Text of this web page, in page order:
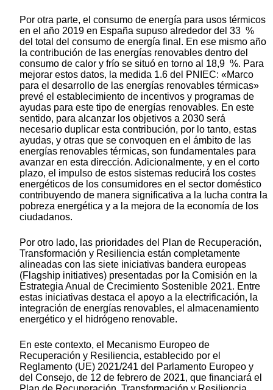
Por otra parte, el consumo de energía para usos térmicos
en el año 2019 en España supuso alrededor del 33 %
del total del consumo de energía final. En ese mismo año
la contribución de las energías renovables dentro del
consumo de calor y frío se situó en torno al 18,9 %. Para
mejorar estos datos, la medida 1.6 del PNIEC: «Marco
para el desarrollo de las energías renovables térmicas»
prevé el establecimiento de incentivos y programas de
ayudas para este tipo de energías renovables. En este
sentido, para alcanzar los objetivos a 2030 será
necesario duplicar esta contribución, por lo tanto, estas
ayudas, y otras que se convoquen en el ámbito de las
energías renovables térmicas, son fundamentales para
avanzar en esta dirección. Adicionalmente, y en el corto
plazo, el impulso de estos sistemas reducirá los costes
energéticos de los consumidores en el sector doméstico
contribuyendo de manera significativa a la lucha contra la
pobreza energética y a la mejora de la economía de los
ciudadanos.
Por otro lado, las prioridades del Plan de Recuperación,
Transformación y Resiliencia están completamente
alineadas con las siete iniciativas bandera europeas
(Flagship initiatives) presentadas por la Comisión en la
Estrategia Anual de Crecimiento Sostenible 2021. Entre
estas iniciativas destaca el apoyo a la electrificación, la
integración de energías renovables, el almacenamiento
energético y el hidrógeno renovable.
En este contexto, el Mecanismo Europeo de
Recuperación y Resiliencia, establecido por el
Reglamento (UE) 2021/241 del Parlamento Europeo y
del Consejo, de 12 de febrero de 2021, que financiará el